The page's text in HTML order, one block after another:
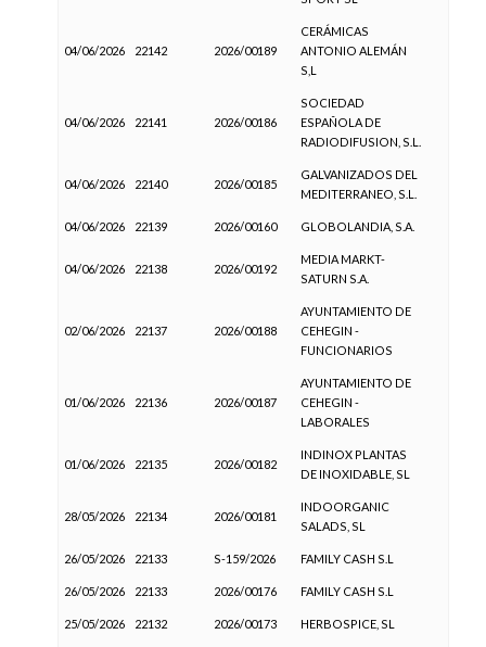
04/06/2026 22142 2026/00189
CERÁMICAS
ANTONIO ALEMÁN
S,L
04/06/2026 22141 2026/00186
SOCIEDAD
ESPAÑOLA DE
RADIODIFUSION, S.L.
04/06/2026 22140 2026/00185
GALVANIZADOS DEL
MEDITERRANEO, S.L.
04/06/2026 22139 2026/00160 GLOBOLANDIA, S.A.
04/06/2026 22138 2026/00192
MEDIA MARKT-
SATURN S.A.
02/06/2026 22137 2026/00188
AYUNTAMIENTO DE
CEHEGIN -
FUNCIONARIOS
01/06/2026 22136 2026/00187
AYUNTAMIENTO DE
CEHEGIN -
LABORALES
01/06/2026 22135 2026/00182
INDINOX PLANTAS
DE INOXIDABLE, SL
28/05/2026 22134 2026/00181
INDOORGANIC
SALADS, SL
26/05/2026 22133 S-159/2026 FAMILY CASH S.L
26/05/2026 22133 2026/00176 FAMILY CASH S.L
25/05/2026 22132 2026/00173 HERBOSPICE, SL